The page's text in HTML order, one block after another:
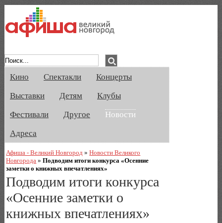
Кино Спектакли
Концерты
Выставки
Детям
Клубы
Фестивали
Другое
Новости
Адреса
Афиша - Великий Новгород »Новости Великого
Новгорода »Подводим итоги конкурса «Осенние
заметки о книжных впечатлениях»
Подводим итоги конкурса
«Осенние заметки о
книжных впечатлениях»